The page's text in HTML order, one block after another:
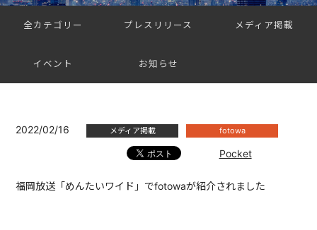
全カテゴリー プレスリリース メディア掲載
イベント お知らせ
2022/02/16 メディア掲載 fotowa
Pocket
福岡放送「めんたいワイド」でfotowaが紹介されました